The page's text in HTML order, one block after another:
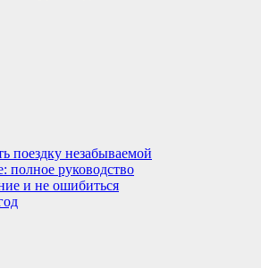
поездку незабываемой
полное руководство
и не ошибиться